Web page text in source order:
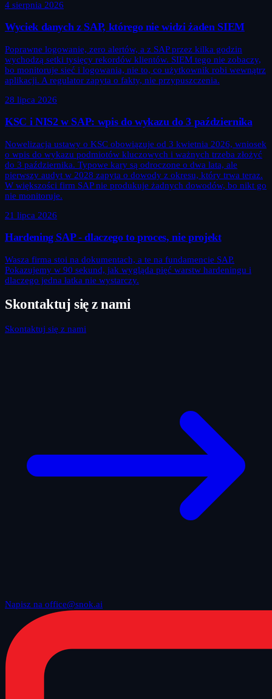
4 sierpnia 2026
Wyciek danych z SAP, którego nie widzi żaden SIEM
Poprawne logowanie, zero alertów, a z SAP przez kilka godzin
wychodzą setki tysięcy rekordów klientów. SIEM tego nie zobaczy,
bo monitoruje sieć i logowania, nie to, co użytkownik robi wewnątrz
aplikacji. A regulator zapyta o fakty, nie przypuszczenia.
28 lipca 2026
KSC i NIS2 w SAP: wpis do wykazu do 3 października
Nowelizacja ustawy o KSC obowiązuje od 3 kwietnia 2026, wniosek
o wpis do wykazu podmiotów kluczowych i ważnych trzeba złożyć
do 3 października. Typowe kary są odroczone o dwa lata, ale
pierwszy audyt w 2028 zapyta o dowody z okresu, który trwa teraz.
W większości firm SAP nie produkuje żadnych dowodów, bo nikt go
nie monitoruje.
21 lipca 2026
Hardening SAP - dlaczego to proces, nie projekt
Wasza firma stoi na dokumentach, a te na fundamencie SAP.
Pokazujemy w 90 sekund, jak wygląda pięć warstw hardeningu i
dlaczego jedna łatka nie wystarczy.
Skontaktuj się z nami
Skontaktuj się z nami
Napisz na office@snok.ai